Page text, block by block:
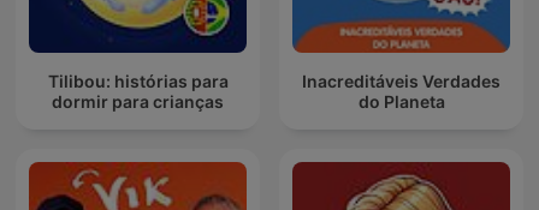
Tilibou: histórias para
dormir para crianças
Inacreditáveis Verdades
do Planeta